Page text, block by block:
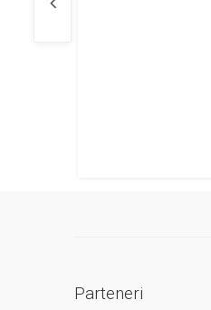
Parteneri